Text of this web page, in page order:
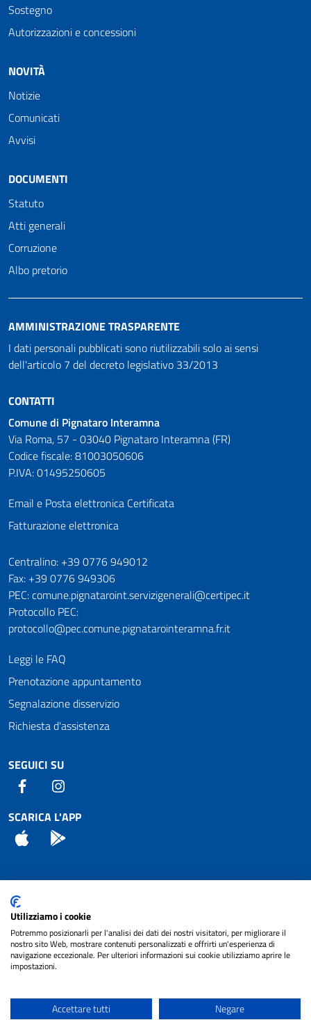
Sostegno
Autorizzazioni e concessioni
NOVITÀ
Notizie
Comunicati
Avvisi
DOCUMENTI
Statuto
Atti generali
Corruzione
Albo pretorio
AMMINISTRAZIONE TRASPARENTE
I dati personali pubblicati sono riutilizzabili solo ai sensi
dell'articolo 7 del decreto legislativo 33/2013
CONTATTI
Comune di Pignataro Interamna
Via Roma, 57 - 03040 Pignataro Interamna (FR)
Codice fiscale: 81003050606
P.IVA: 01495250605
Email e Posta elettronica Certificata
Fatturazione elettronica
Numeri utili
Centralino: +39 0776 949012
Fax: +39 0776 949306
PEC: comune.pignataroint.servizigenerali@certipec.it
Protocollo PEC:
protocollo@pec.comune.pignatarointeramna.fr.it
Leggi le FAQ
Prenotazione appuntamento
Segnalazione disservizio
Richiesta d'assistenza
SEGUICI SU
Facebook
SCARICA L'APP
App Store
Attuazione Misure PNRR
Piano di miglioramento del sito
Note legali
cura diNET SMART
Utilizziamo i cookie
Potremmo posizionarli per l'analisi dei dati dei nostri visitatori, per migliorare il
nostro sito Web, mostrare contenuti personalizzati e offrirti un'esperienza di
navigazione eccezionale. Per ulteriori informazioni sui cookie utilizziamo aprire le
impostazioni.
Accettare tutti Negare